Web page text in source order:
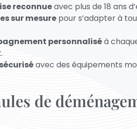
reconnueavec plus de 18 ans
sur mesure pour s’adapter à
personnaliséà
avec des équipements
de